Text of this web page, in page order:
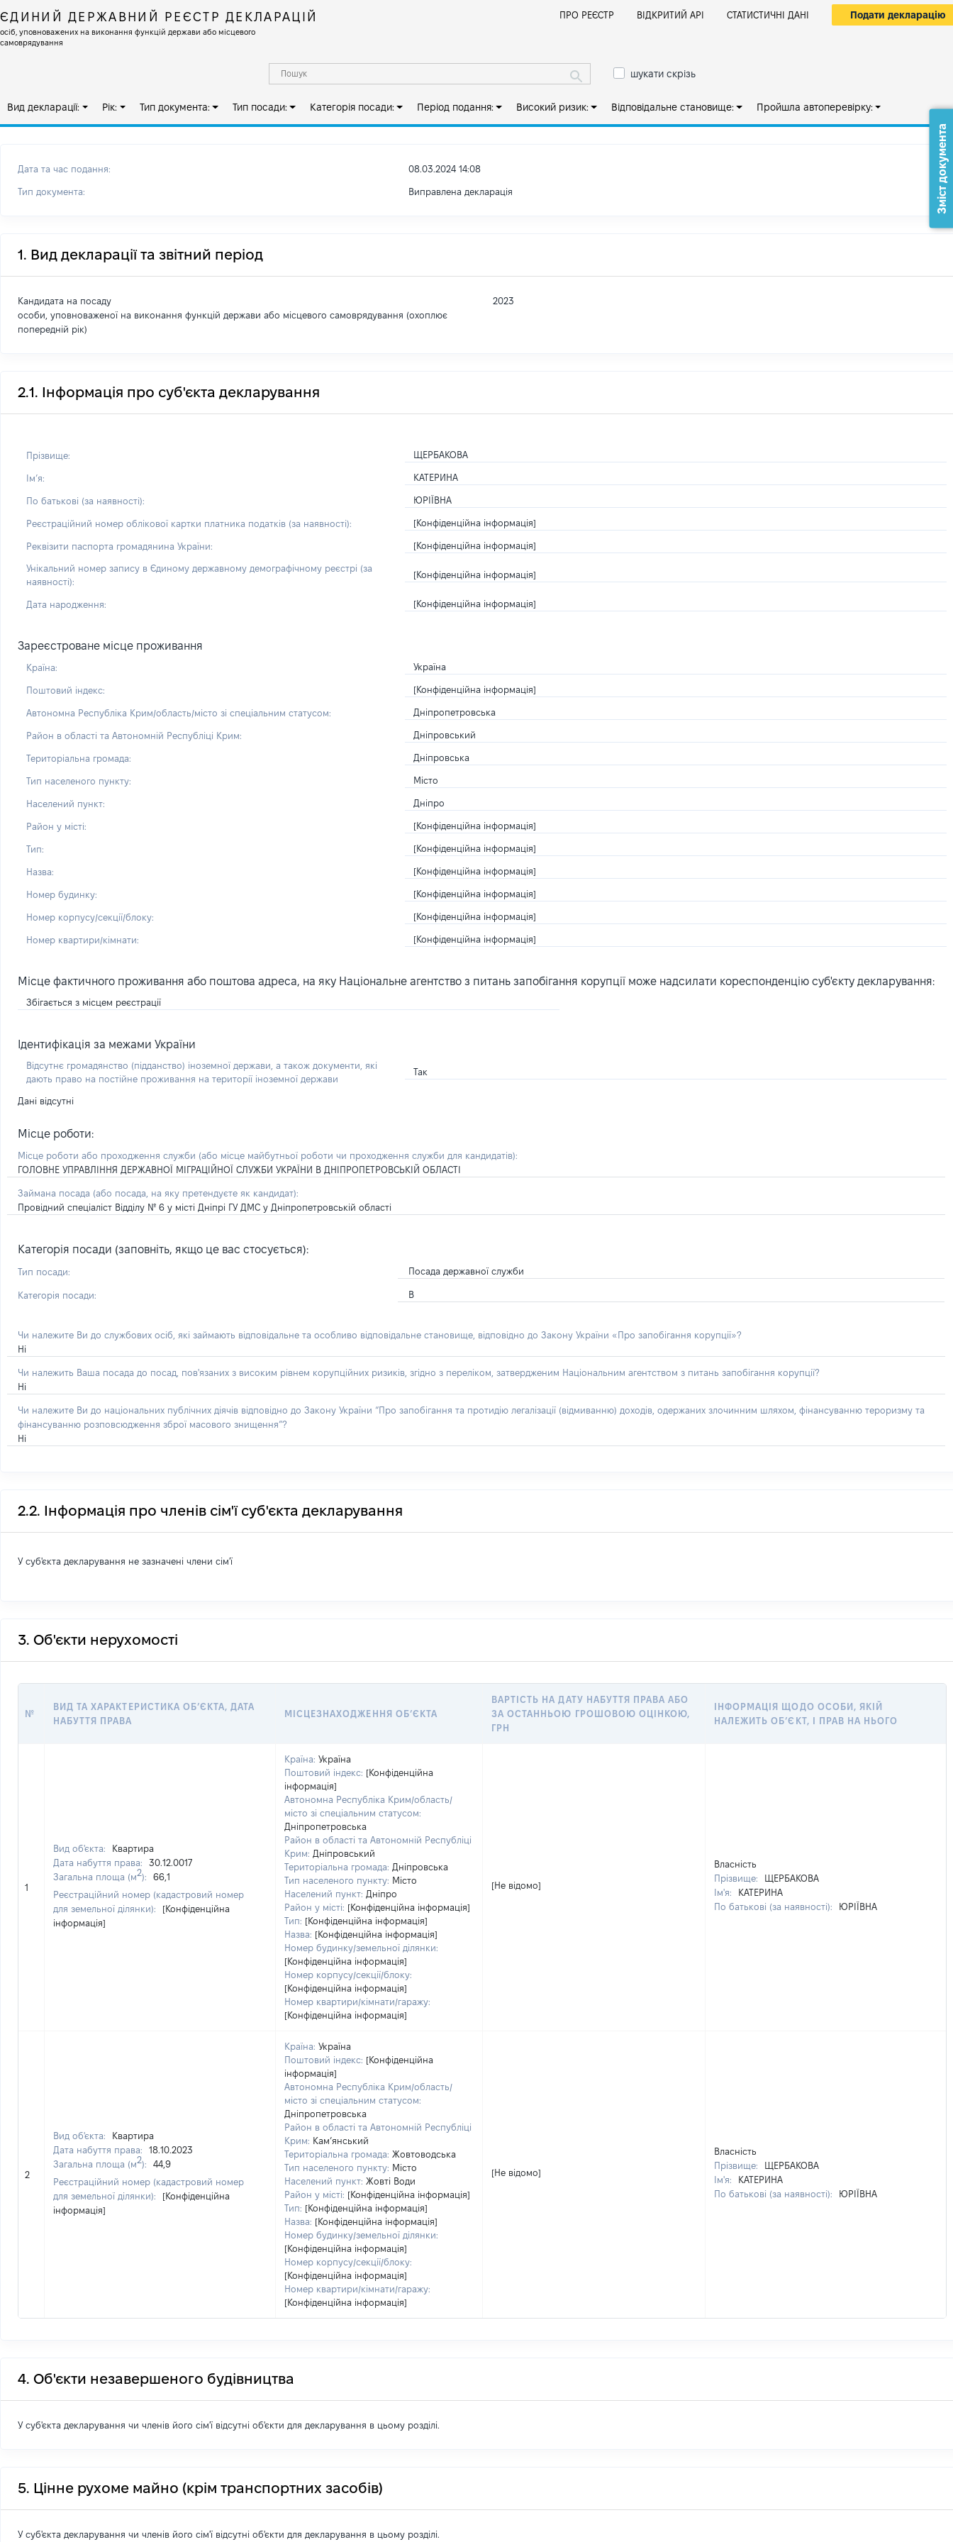
ЄДИНИЙ ДЕРЖАВНИЙ РЕЄСТР ДЕКЛАРАЦІЙ
осіб, уповноважених на виконання функцій держави або місцевого
самоврядування
ПРО РЕЄСТР ВІДКРИТИЙ АРІ СТАТИСТИЧНІ ДАНІ Подати декларацію
шукати скрізь
Вид декларації: Рік: Тип документа: Тип посади: Категорія посади: Період подання: Високий ризик: Відповідальне становище: Пройшла автоперевірку:
Дата та час подання: 08.03.2024 14:08
Тип документа: Виправлена декларація
1. Вид декларації та звітний період
Кандидата на посаду
особи, уповноваженої на виконання функцій держави або місцевого самоврядування (охоплює
попередній рік)
2023
2.1. Інформація про суб'єкта декларування
Прізвище: ЩЕРБАКОВА
Імʼя: КАТЕРИНА
По батькові (за наявності): ЮРІЇВНА
Реєстраційний номер облікової картки платника податків (за наявності): [Конфіденційна інформація]
Реквізити паспорта громадянина України: [Конфіденційна інформація]
Унікальний номер запису в Єдиному державному демографічному реєстрі (за
наявності):
[Конфіденційна інформація]
Дата народження: [Конфіденційна інформація]
Зареєстроване місце проживання
Країна: Україна
Поштовий індекс: [Конфіденційна інформація]
Автономна Республіка Крим/область/місто зі спеціальним статусом: Дніпропетровська
Район в області та Автономній Республіці Крим: Дніпровський
Територіальна громада: Дніпровська
Тип населеного пункту: Місто
Населений пункт: Дніпро
Район у місті: [Конфіденційна інформація]
Тип: [Конфіденційна інформація]
Назва: [Конфіденційна інформація]
Номер будинку: [Конфіденційна інформація]
Номер корпусу/секції/блоку: [Конфіденційна інформація]
Номер квартири/кімнати: [Конфіденційна інформація]
Місце фактичного проживання або поштова адреса, на яку Національне агентство з питань запобігання корупції може надсилати кореспонденцію суб'єкту декларування:
Збігається з місцем реєстрації
Ідентифікація за межами України
Відсутнє громадянство (підданство) іноземної держави, а також документи, які
дають право на постійне проживання на території іноземної держави
Так
Дані відсутні
Місце роботи:
Місце роботи або проходження служби (або місце майбутньої роботи чи проходження служби для кандидатів):
ГОЛОВНЕ УПРАВЛІННЯ ДЕРЖАВНОЇ МІГРАЦІЙНОЇ СЛУЖБИ УКРАЇНИ В ДНІПРОПЕТРОВСЬКІЙ ОБЛАСТІ
Займана посада (або посада, на яку претендуєте як кандидат):
Провідний спеціаліст Відділу № 6 у місті Дніпрі ГУ ДМС у Дніпропетровській області
Категорія посади (заповніть, якщо це вас стосується):
Тип посади: Посада державної служби
Категорія посади: В
Чи належите Ви до службових осіб, які займають відповідальне та особливо відповідальне становище, відповідно до Закону України «Про запобігання корупції»?
Ні
Чи належить Ваша посада до посад, пов'язаних з високим рівнем корупційних ризиків, згідно з переліком, затвердженим Національним агентством з питань запобігання корупції?
Ні
Чи належите Ви до національних публічних діячів відповідно до Закону України “Про запобігання та протидію легалізації (відмиванню) доходів, одержаних злочинним шляхом, фінансуванню тероризму та
фінансуванню розповсюдження зброї масового знищення”?
Ні
2.2. Інформація про членів сім'ї суб'єкта декларування
У суб'єкта декларування не зазначені члени сім'ї
3. Об'єкти нерухомості
№
ВИД ТА ХАРАКТЕРИСТИКА ОБʼЄКТА, ДАТА
НАБУТТЯ ПРАВА
МІСЦЕЗНАХОДЖЕННЯ ОБʼЄКТА
ВАРТІСТЬ НА ДАТУ НАБУТТЯ ПРАВА АБО
ЗА ОСТАННЬОЮ ГРОШОВОЮ ОЦІНКОЮ,
ГРН
ІНФОРМАЦІЯ ЩОДО ОСОБИ, ЯКІЙ
НАЛЕЖИТЬ ОБ’ЄКТ, І ПРАВ НА НЬОГО
1
Вид об'єкта:
Квартира
Дата набуття права:
30.12.0017
Загальна площа (м2):
66,1
Реєстраційний номер (кадастровий номер
для земельної ділянки):
[Конфіденційна
інформація]
Країна: Україна
Поштовий індекс: [Конфіденційна
інформація]
Автономна Республіка Крим/область/
місто зі спеціальним статусом:
Дніпропетровська
Район в області та Автономній Республіці
Крим: Дніпровський
Територіальна громада: Дніпровська
Тип населеного пункту: Місто
Населений пункт: Дніпро
Район у місті: [Конфіденційна інформація]
Тип: [Конфіденційна інформація]
Назва: [Конфіденційна інформація]
Номер будинку/земельної ділянки:
[Конфіденційна інформація]
Номер корпусу/секції/блоку:
[Конфіденційна інформація]
Номер квартири/кімнати/гаражу:
[Конфіденційна інформація]
[Не відомо]
Власність
Прізвище:
ЩЕРБАКОВА
Ім'я:
КАТЕРИНА
По батькові (за наявності):
ЮРІЇВНА
2
Вид об'єкта:
Квартира
Дата набуття права:
18.10.2023
Загальна площа (м2):
44,9
Реєстраційний номер (кадастровий номер
для земельної ділянки):
[Конфіденційна
інформація]
Країна: Україна
Поштовий індекс: [Конфіденційна
інформація]
Автономна Республіка Крим/область/
місто зі спеціальним статусом:
Дніпропетровська
Район в області та Автономній Республіці
Крим: Кам’янський
Територіальна громада: Жовтоводська
Тип населеного пункту: Місто
Населений пункт: Жовті Води
Район у місті: [Конфіденційна інформація]
Тип: [Конфіденційна інформація]
Назва: [Конфіденційна інформація]
Номер будинку/земельної ділянки:
[Конфіденційна інформація]
Номер корпусу/секції/блоку:
[Конфіденційна інформація]
Номер квартири/кімнати/гаражу:
[Конфіденційна інформація]
[Не відомо]
Власність
Прізвище:
ЩЕРБАКОВА
Ім'я:
КАТЕРИНА
По батькові (за наявності):
ЮРІЇВНА
4. Об'єкти незавершеного будівництва
У суб'єкта декларування чи членів його сім'ї відсутні об'єкти для декларування в цьому розділі.
5. Цінне рухоме майно (крім транспортних засобів)
У суб'єкта декларування чи членів його сім'ї відсутні об'єкти для декларування в цьому розділі.
Зміст документа